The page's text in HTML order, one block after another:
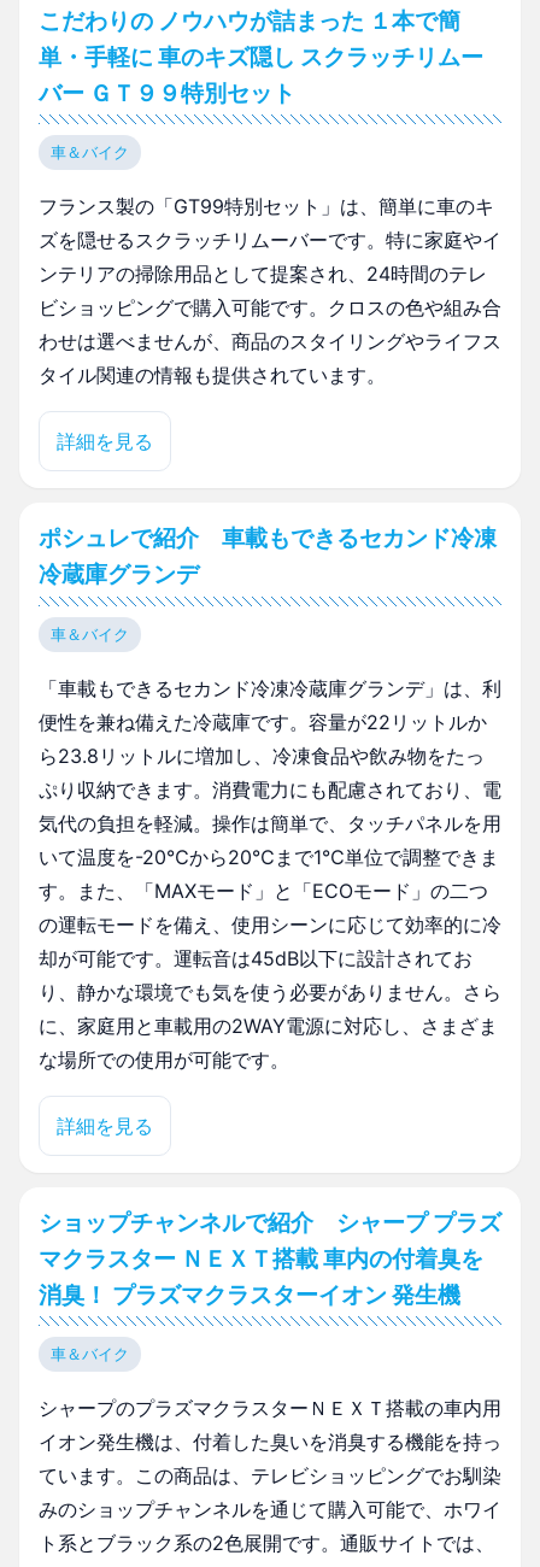
こだわりの ノウハウが詰まった １本で簡
単・手軽に 車のキズ隠し スクラッチリムー
バー ＧＴ９９特別セット
車＆バイク
フランス製の「GT99特別セット」は、簡単に車のキ
ズを隠せるスクラッチリムーバーです。特に家庭やイ
ンテリアの掃除用品として提案され、24時間のテレ
ビショッピングで購入可能です。クロスの色や組み合
わせは選べませんが、商品のスタイリングやライフス
タイル関連の情報も提供されています。
詳細を見る
ポシュレで紹介 車載もできるセカンド冷凍
冷蔵庫グランデ
車＆バイク
「車載もできるセカンド冷凍冷蔵庫グランデ」は、利
便性を兼ね備えた冷蔵庫です。容量が22リットルか
ら23.8リットルに増加し、冷凍食品や飲み物をたっ
ぷり収納できます。消費電力にも配慮されており、電
気代の負担を軽減。操作は簡単で、タッチパネルを用
いて温度を-20℃から20℃まで1℃単位で調整できま
す。また、「MAXモード」と「ECOモード」の二つ
の運転モードを備え、使用シーンに応じて効率的に冷
却が可能です。運転音は45dB以下に設計されてお
り、静かな環境でも気を使う必要がありません。さら
に、家庭用と車載用の2WAY電源に対応し、さまざま
な場所での使用が可能です。
詳細を見る
ショップチャンネルで紹介 シャープ プラズ
マクラスター ＮＥＸＴ搭載 車内の付着臭を
消臭！ プラズマクラスターイオン 発生機
車＆バイク
シャープのプラズマクラスターＮＥＸＴ搭載の車内用
イオン発生機は、付着した臭いを消臭する機能を持っ
ています。この商品は、テレビショッピングでお馴染
みのショップチャンネルを通じて購入可能で、ホワイ
ト系とブラック系の2色展開です。通販サイトでは、